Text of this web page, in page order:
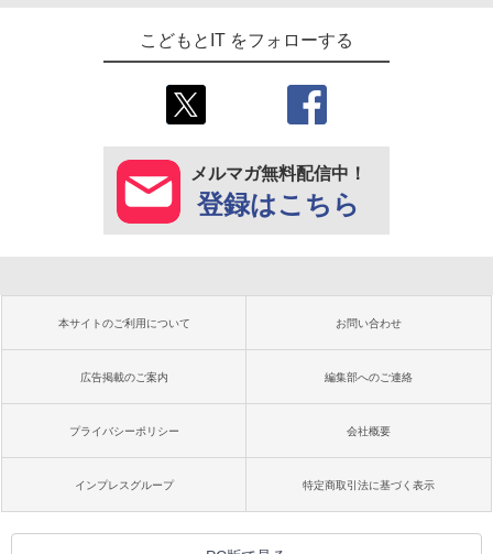
こどもとIT をフォローする
メルマガ無料配信中！
登録はこちら
本サイトのご利用について お問い合わせ
広告掲載のご案内 編集部へのご連絡
プライバシーポリシー 会社概要
インプレスグループ 特定商取引法に基づく表示